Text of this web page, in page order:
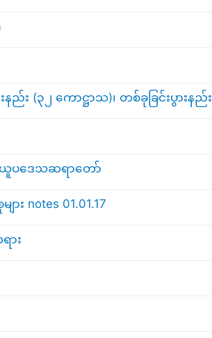
(၃၂ ကောဋ္ဌာသ)၊ တစ်ခုခြင်းပွားနည်း
နယူပဒေသဆရာတော်
notes 01.01.17
ား